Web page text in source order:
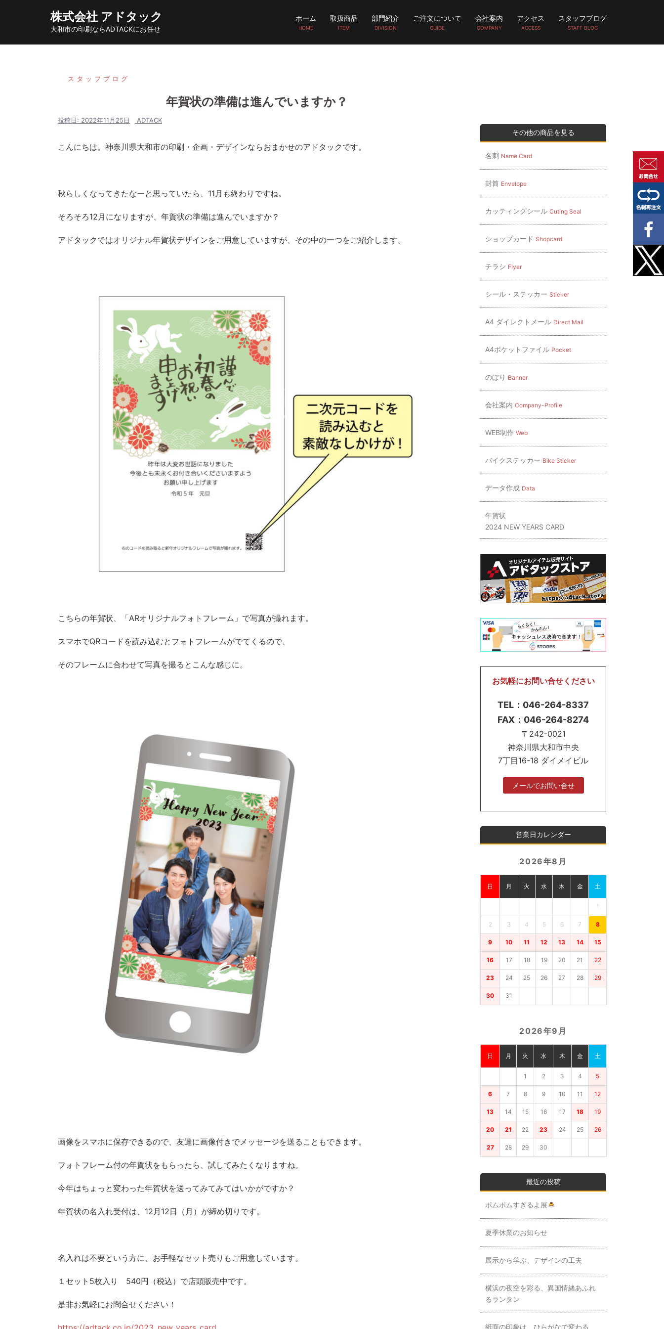
ン
株式会社 アドタック
大和市の印刷ならADTACKにお任せ
ホーム
HOME
取扱商品
ITEM
部門紹介
DIVISION
ご注文について
GUIDE
会社案内
COMPANY
アクセス
ACCESS
スタッフブログ
STAFF BLOG
スタッフブログ
年賀状の準備は進んでいますか？
投稿日: 2022年11月25日 ADTACK
こんにちは。神奈川県大和市の印刷・企画・デザインならおまかせのアドタックです。
秋らしくなってきたなーと思っていたら、11月も終わりですね。
そろそろ12月になりますが、年賀状の準備は進んでいますか？
アドタックではオリジナル年賀状デザインをご用意していますが、その中の一つをご紹介します。
こちらの年賀状、「ARオリジナルフォトフレーム」で写真が撮れます。
スマホでQRコードを読み込むとフォトフレームがでてくるので、
そのフレームに合わせて写真を撮るとこんな感じに。
画像をスマホに保存できるので、友達に画像付きでメッセージを送ることもできます。
フォトフレーム付の年賀状をもらったら、試してみたくなりますね。
今年はちょっと変わった年賀状を送ってみてみてはいかがですか？
年賀状の名入れ受付は、12月12日（月）が締め切りです。
名入れは不要という方に、お手軽なセット売りもご用意しています。
１セット5枚入り 540円（税込）で店頭販売中です。
是非お気軽にお問合せください！
その他の商品を見る
名刺 Name Card
封筒 Envelope
カッティングシール Cuting Seal
ショップカード Shopcard
チラシ Flyer
シール・ステッカー Sticker
A4 ダイレクトメール Direct Mail
A4ポケットファイル Pocket
のぼり Banner
会社案内 Company-Profile
WEB制作 Web
バイクステッカー Bike Sticker
データ作成 Data
年賀状
2024 NEW YEARS CARD
お気軽にお問い合せください
TEL：046-264-8337
FAX：046-264-8274
〒242-0021
神奈川県大和市中央
7丁目16-18 ダイメイビル
メールでお問い合せ
営業日カレンダー
2026年8月
日 月 火 水 木 金 土
1
2 3 4 5 6 7 8
9 10 11 12 13 14 15
16 17 18 19 20 21 22
23 24 25 26 27 28 29
30 31
2026年9月
日 月 火 水 木 金 土
1 2 3 4 5
6 7 8 9 10 11 12
13 14 15 16 17 18 19
20 21 22 23 24 25 26
27 28 29 30
最近の投稿
ポムポムすぎるよ展
夏季休業のお知らせ
展示から学ぶ、デザインの工夫
横浜の夜空を彩る、異国情緒あふれ
るランタン
紙面の印象は、ひらがなで変わる